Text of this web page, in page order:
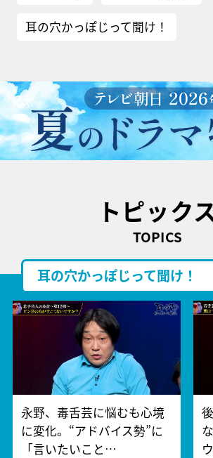
耳の穴かっぽじって聞け！
トピック
TOPICS
耳の穴かっぽじって聞け！
永野、毒舌芸に悩むも心境
に変化。“アドバイス勢”に
「言いたいこと…